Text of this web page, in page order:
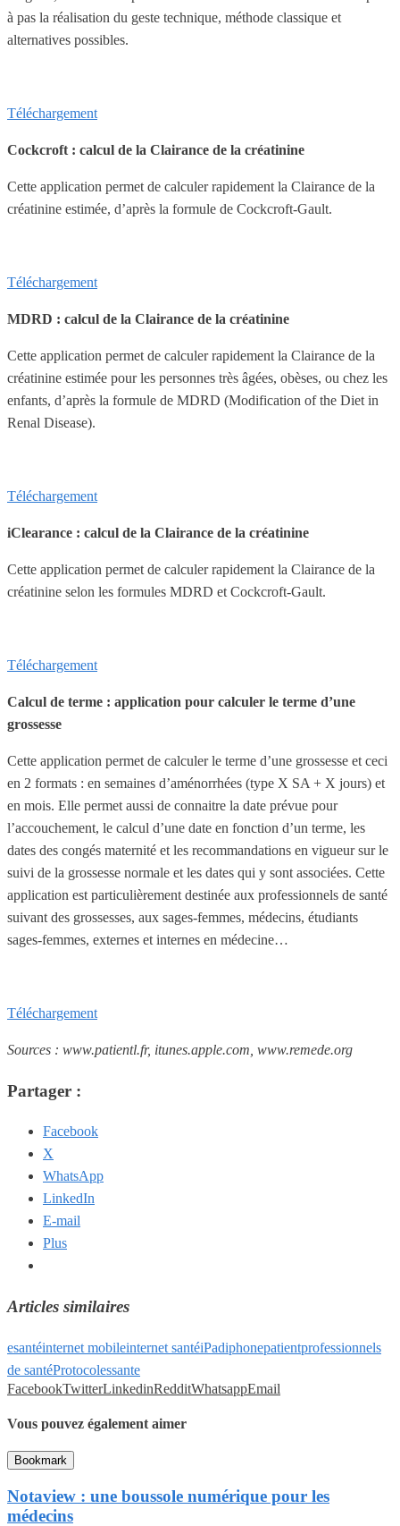
à pas la réalisation du geste technique, méthode classique et
alternatives possibles.
Téléchargement
Cockcroft : calcul de la Clairance de la créatinine
Cette application permet de calculer rapidement la Clairance de la
créatinine estimée, d’après la formule de Cockcroft-Gault.
Téléchargement
MDRD : calcul de la Clairance de la créatinine
Cette application permet de calculer rapidement la Clairance de la
créatinine estimée pour les personnes très âgées, obèses, ou chez les
enfants, d’après la formule de MDRD (Modification of the Diet in
Renal Disease).
Téléchargement
iClearance : calcul de la Clairance de la créatinine
Cette application permet de calculer rapidement la Clairance de la
créatinine selon les formules MDRD et Cockcroft-Gault.
Téléchargement
Calcul de terme : application pour calculer le terme d’une
grossesse
Cette application permet de calculer le terme d’une grossesse et ceci
en 2 formats : en semaines d’aménorrhées (type X SA + X jours) et
en mois. Elle permet aussi de connaitre la date prévue pour
l’accouchement, le calcul d’une date en fonction d’un terme, les
dates des congés maternité et les recommandations en vigueur sur le
suivi de la grossesse normale et les dates qui y sont associées. Cette
application est particulièrement destinée aux professionnels de santé
suivant des grossesses, aux sages-femmes, médecins, étudiants
sages-femmes, externes et internes en médecine…
Téléchargement
Sources : www.patientl.fr, itunes.apple.com, www.remede.org
Partager :
Facebook
X
WhatsApp
LinkedIn
E-mail
Plus
Articles similaires
esantéinternet mobileinternet santéiPadiphonepatientprofessionnels
de santéProtocolessante
FacebookTwitterLinkedinRedditWhatsappEmail
Vous pouvez également aimer
Bookmark
Notaview : une boussole numérique pour les
médecins